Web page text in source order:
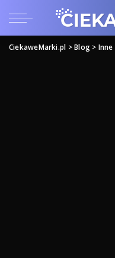
CiekaweMarki.pl >Blog> Inne